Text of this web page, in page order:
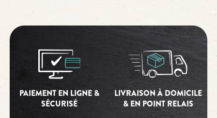
PAIEMENT EN LIGNE &
SÉCURISÉ
LIVRAISON À DOMICILE
& EN POINT RELAIS